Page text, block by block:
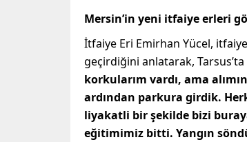
Mersin’in yeni itfaiye erleri
İtfaiye Eri Emirhan Yücel,
geçirdiğini anlatarak, Tarsus’ta
korkularım vardı, ama
ardından parkura girdik.
liyakatli bir şekilde bizi
eğitimimiz bitti. Yangın